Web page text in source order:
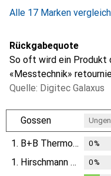
Alle 17 Marken
Rückgabequote
So oft wird ein Produkt
«Messtechnik»
Quelle: Digitec Galaxus
Gossen
1. B+B Thermo-Technik 0%
1. Hirschmann Test & Measurement 0%